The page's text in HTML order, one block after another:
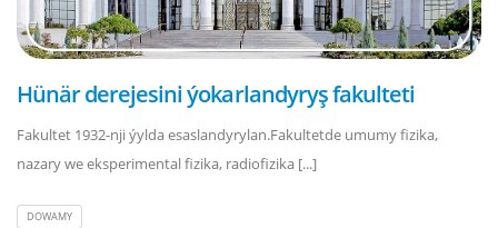
Hünär derejesini ýokarlandyryş fakulteti
Fakultet 1932-nji ýylda esaslandyrylan.Fakultetde umumy fizika,
nazary we eksperimental fizika, radiofizika [...]
DOWAMY